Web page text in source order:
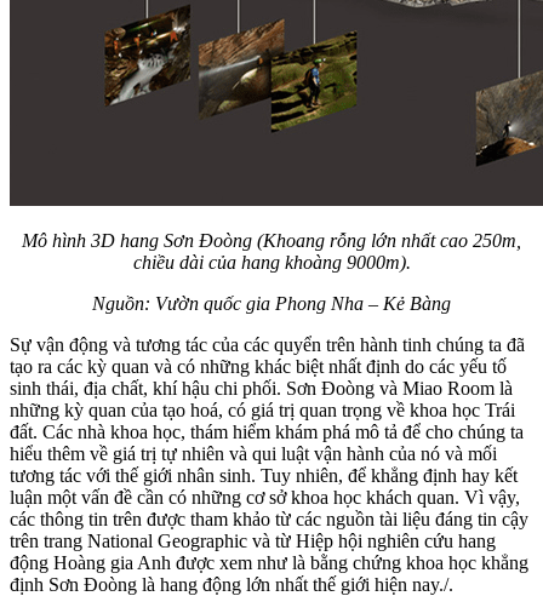
Mô hình 3D hang Sơn Đoòng (Khoang rỗng lớn nhất cao 250m,
chiều dài của hang khoàng 9000m).
Nguồn: Vườn quốc gia Phong Nha – Kẻ Bàng
Sự vận động và tương tác của các quyển trên hành tinh chúng ta đã
tạo ra các kỳ quan và có những khác biệt nhất định do các yếu tố
sinh thái, địa chất, khí hậu chi phối. Sơn Đoòng và Miao Room là
những kỳ quan của tạo hoá, có giá trị quan trọng về khoa học Trái
đất. Các nhà khoa học, thám hiểm khám phá mô tả để cho chúng ta
hiểu thêm về giá trị tự nhiên và qui luật vận hành của nó và mối
tương tác với thế giới nhân sinh. Tuy nhiên, để khẳng định hay kết
luận một vấn đề cần có những cơ sở khoa học khách quan. Vì vậy,
các thông tin trên được tham khảo từ các nguồn tài liệu đáng tin cậy
trên trang National Geographic và từ Hiệp hội nghiên cứu hang
động Hoàng gia Anh được xem như là bằng chứng khoa học khẳng
định Sơn Đoòng là hang động lớn nhất thế giới hiện nay./.